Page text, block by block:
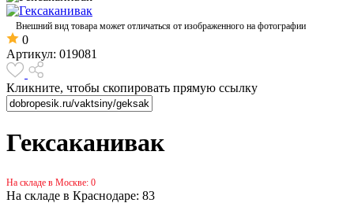
Внешний вид товара может отличаться от изображенного на фотографии
0
Артикул: 019081
Кликните, чтобы скопировать прямую ссылку
Гексаканивак
На складе в Москве: 0
На складе в Краснодаре: 83